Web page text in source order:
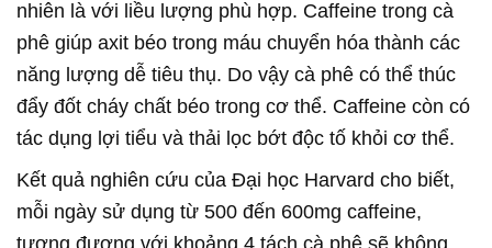
nhiên là với liều lượng phù hợp. Caffeine trong cà
phê giúp axit béo trong máu chuyển hóa thành các
năng lượng dễ tiêu thụ. Do vậy cà phê có thể thúc
đẩy đốt cháy chất béo trong cơ thể. Caffeine còn có
tác dụng lợi tiểu và thải lọc bớt độc tố khỏi cơ thể.
Kết quả nghiên cứu của Đại học Harvard cho biết,
mỗi ngày sử dụng từ 500 đến 600mg caffeine,
tương đương với khoảng 4 tách cà phê sẽ không